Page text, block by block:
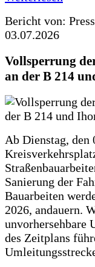
Bericht von:
03.07.2026
Vollsperrung
an der B 214
Ab Dienstag,
Sanierung der
Bauarbeiten
2026, andauern.
unvorhersehbare
des Zeitplans